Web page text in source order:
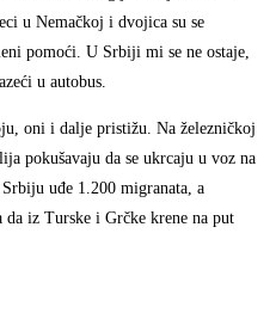
u Nemačkoj i dvojica su se
pomoći. U Srbiji mi se ne ostaje,
u autobus.
oni i dalje pristižu. Na železničkoj
pokušavaju da se ukrcaju u voz na
uđe 1.200 migranata, a
iz Turske i Grčke krene na put